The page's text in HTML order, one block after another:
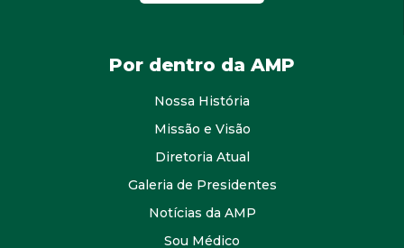
Por dentro da AMP
Nossa História
Missão e Visão
Diretoria Atual
Galeria de Presidentes
Notícias da AMP
Sou Médico